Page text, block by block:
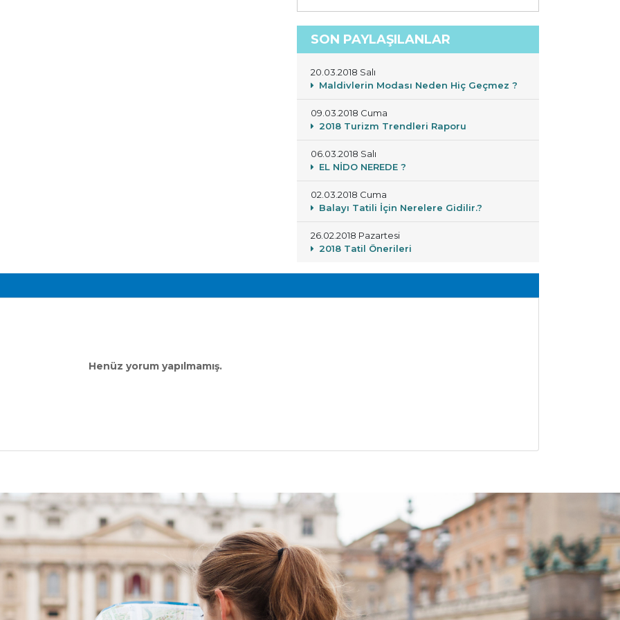
SON PAYLAŞILANLAR
20.03.2018 Salı
Maldivlerin Modası Neden Hiç Geçmez ?
09.03.2018 Cuma
2018 Turizm Trendleri Raporu
06.03.2018 Salı
EL NİDO NEREDE ?
02.03.2018 Cuma
Balayı Tatili İçin Nerelere Gidilir.?
26.02.2018 Pazartesi
2018 Tatil Önerileri
Henüz yorum yapılmamış.